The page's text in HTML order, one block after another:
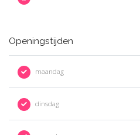
Openingstijden
maandag
dinsdag